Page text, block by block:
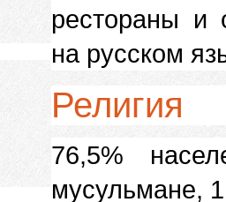
рестораны и
на русском
Религия
76,5%
мусульмане,